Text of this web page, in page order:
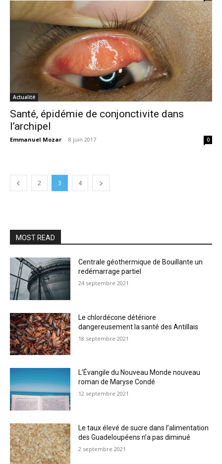
Actualité
Santé, épidémie de conjonctivite dans
l’archipel
Emmanuel Mozar - 8 juin 2017 0
2 3 4
MOST READ
Centrale géothermique de Bouillante un
redémarrage partiel
24 septembre 2021
Le chlordécone détériore
dangereusement la santé des Antillais
18 septembre 2021
L’Évangile du Nouveau Monde nouveau
roman de Maryse Condé
12 septembre 2021
Le taux élevé de sucre dans l’alimentation
des Guadeloupéens n’a pas diminué
2 septembre 2021